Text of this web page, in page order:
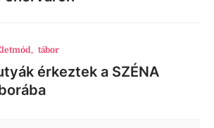
, tábor
érkeztek a SZÉNA